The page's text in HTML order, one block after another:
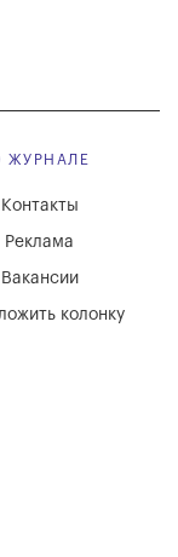
ЖУРНАЛЕ
Вакансии
Реклама
Контакты
колонку